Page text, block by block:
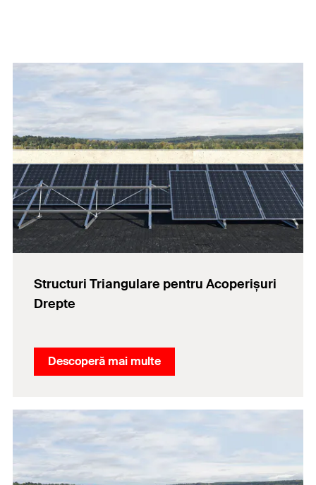
Structuri Triangulare pentru Acoperișuri
Drepte
Descoperă mai multe